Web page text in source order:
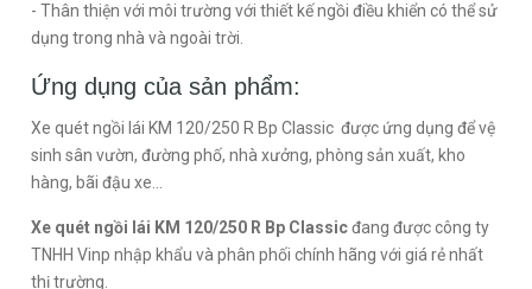
- Thân thiện với môi trường với thiết kế ngồi điều khiển có thể sử
dụng trong nhà và ngoài trời.
Ứng dụng của sản phẩm:
Xe quét ngồi lái KM 120/250 R Bp Classic được ứng dụng để vệ
sinh sân vườn, đường phố, nhà xưởng, phòng sản xuất, kho
hàng, bãi đậu xe...
Xe quét ngồi lái KM 120/250 R Bp Classicđang được công ty
TNHH Vinp nhập khẩu và phân phối chính hãng với giá rẻ nhất
thị trường.